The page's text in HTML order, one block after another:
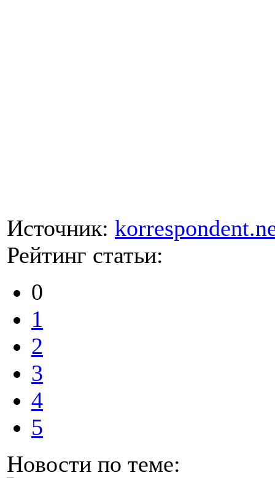
Источник:
Рейтинг статьи:
0
1
2
3
4
5
Новости по теме: